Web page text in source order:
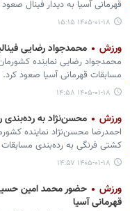
قهرمانی آسیا به دیدار فینال
۱۴۰۵-۰۱-۱۸ ۱۵:۱۵
ورزش محمدجواد رضایی
مسابقات قهرمانی آسیا صعود کرد.
۱۴۰۵-۰۱-۱۸ ۱۴:۵۸
ورزش محسن‌نژاد به
کشتی فرنگی به رده‌بندی
۱۴۰۵-۰۱-۱۸ ۱۴:۵۷
ورزش
حضور محمد امین
قهرمانی آسیا